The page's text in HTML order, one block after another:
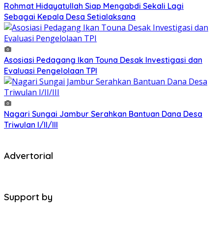
Rohmat Hidayatullah Siap Mengabdi Sekali Lagi
Sebagai Kepala Desa Setialaksana
Asosiasi Pedagang Ikan Touna Desak Investigasi dan
Evaluasi Pengelolaan TPI
Nagari Sungai Jambur Serahkan Bantuan Dana Desa
Triwulan I/II/III
Advertorial
Support by